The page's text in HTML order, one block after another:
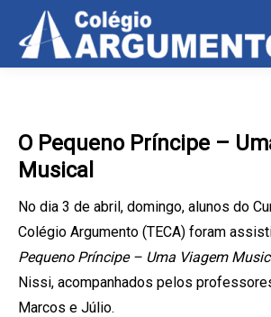
O Pequeno Príncipe –
Musical
No dia 3 de abril, domingo, alunos do
Colégio Argumento (TECA) foram
Pequeno Príncipe – Uma Viagem
Nissi, acompanhados pelos
Marcos e Júlio.